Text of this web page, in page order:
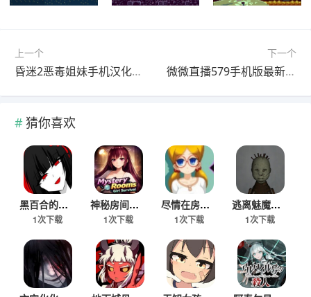
上一个
昏迷2恶毒姐妹手机汉化版下载
下一个
微微直播579手机版最新下载
猜你喜欢
黑百合的嘲笑游戏下载手机版
1次下载
神秘房间女孩生存手游安卓版下载
1次下载
尽情在房间玩耍游戏真人版
1次下载
逃离魅魔医院手机版下载
1次下载